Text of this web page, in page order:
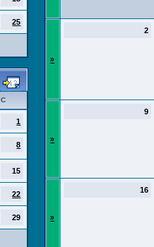
25
С
1
8
15
22
29
»
2
»
9
»
16